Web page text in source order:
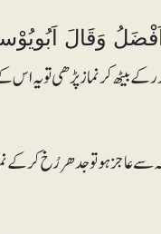
اَفْضَلُ وَقَالَ
بیٹھ کر نماز پڑھی تو یہ اس
سے عاجز ہو تو جدھر رُخ کر کے